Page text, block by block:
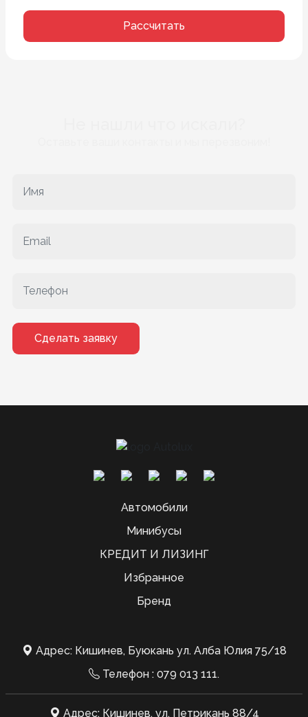
Рассчитать
Сделать заявку
Автомобили
Минибусы
КРЕДИТ И ЛИЗИНГ
Избранное
Бренд
Адрес: Кишинев, Буюкань ул. Алба Юлия 75/18
Телефон : 079 013 111.
Адрес: Кишинев, ул. Петрикань 88/4